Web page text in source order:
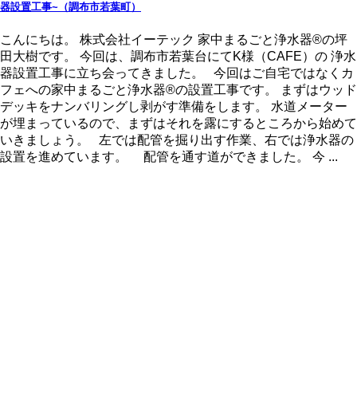
器設置工事~（調布市若葉町）
こんにちは。 株式会社イーテック 家中まるごと浄水器®の坪
田大樹です。 今回は、調布市若葉台にてK様（CAFE）の 浄水
器設置工事に立ち会ってきました。 今回はご自宅ではなくカ
フェへの家中まるごと浄水器®の設置工事です。 まずはウッド
デッキをナンバリングし剥がす準備をします。 水道メーター
が埋まっているので、まずはそれを露にするところから始めて
いきましょう。 左では配管を掘り出す作業、右では浄水器の
設置を進めています。 配管を通す道ができました。 今 ...